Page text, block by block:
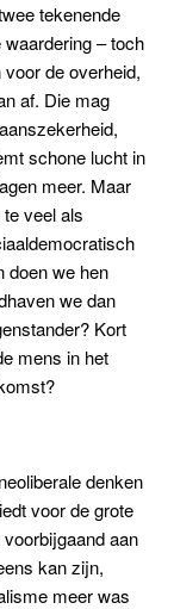
tekenende
– toch
de overheid,
af. Die mag
schone lucht in
meer. Maar
veel als
doen we hen
we dan
Kort
mens in het
denken
voor de grote
aan
kan zijn,
meer was